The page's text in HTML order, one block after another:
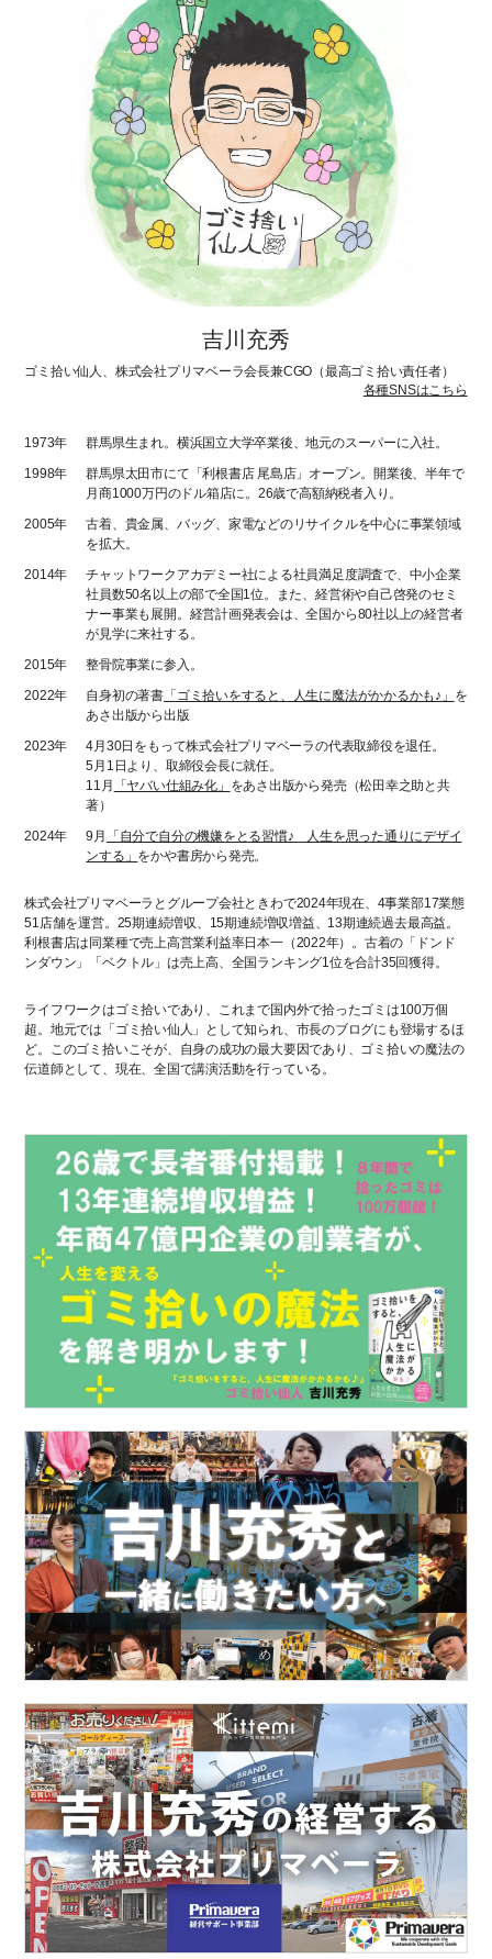
吉川充秀
ゴミ拾い仙人、株式会社プリマベーラ会長兼CGO（最高ゴミ拾い責任者）
各種SNSはこちら
1973年
群馬県生まれ。横浜国立大学卒業後、地元のスーパーに入社。
1998年
群馬県太田市にて「利根書店 尾島店」オープン。開業後、半年で
月商1000万円のドル箱店に。26歳で高額納税者入り。
2005年
古着、貴金属、バッグ、家電などのリサイクルを中心に事業領域
を拡大。
2014年
チャットワークアカデミー社による社員満足度調査で、中小企業
社員数50名以上の部で全国1位。また、経営術や自己啓発のセミ
ナー事業も展開。経営計画発表会は、全国から80社以上の経営者
が見学に来社する。
2015年
整骨院事業に参入。
2022年
自身初の著書 「ゴミ拾いをすると、人生に魔法がかかるかも♪」 を
あさ出版から出版
2023年
4月30日をもって株式会社プリマベーラの代表取締役を退任。
5月1日より、取締役会長に就任。
11月
「ヤバい仕組み化」 をあさ出版から発売（松田幸之助と共
著）
2024年
9月
「自分で自分の機嫌をとる習慣♪ 人生を思った通りにデザイ
ンする」 をかや書房から発売。
株式会社プリマベーラとグループ会社ときわで2024年現在、4事業部17業態
51店舗を運営。25期連続増収、15期連続増収増益、13期連続過去最高益。
利根書店は同業種で売上高営業利益率日本一（2022年）。古着の「ドンド
ンダウン」「ベクトル」は売上高、全国ランキング1位を合計35回獲得。
ライフワークはゴミ拾いであり、これまで国内外で拾ったゴミは100万個
超。地元では「ゴミ拾い仙人」として知られ、市長のブログにも登場するほ
ど。このゴミ拾いこそが、自身の成功の最大要因であり、ゴミ拾いの魔法の
伝道師として、現在、全国で講演活動を行っている。